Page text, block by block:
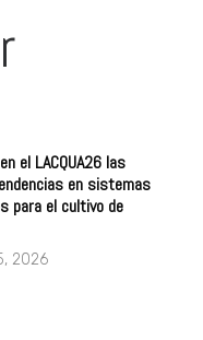
el LACQUA26 las
en sistemas
para el cultivo de
2026